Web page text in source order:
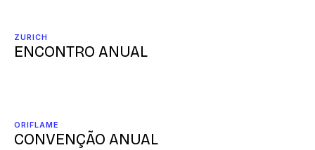
ZURICH
ENCONTRO ANUAL
ORIFLAME
CONVENÇÃO ANUAL